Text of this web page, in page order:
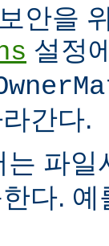
안을
설정
간다.
는 파일
다.